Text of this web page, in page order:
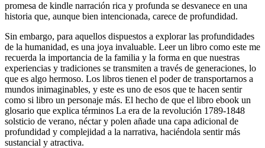
promesa de kindle narración rica y profunda se desvanece en una
historia que, aunque bien intencionada, carece de profundidad.
Sin embargo, para aquellos dispuestos a explorar las profundidades
de la humanidad, es una joya invaluable. Leer un libro como este me
recuerda la importancia de la familia y la forma en que nuestras
experiencias y tradiciones se transmiten a través de generaciones, lo
que es algo hermoso. Los libros tienen el poder de transportarnos a
mundos inimaginables, y este es uno de esos que te hacen sentir
como si libro un personaje más. El hecho de que el libro ebook un
glosario que explica términos La era de la revolución 1789-1848
solsticio de verano, néctar y polen añade una capa adicional de
profundidad y complejidad a la narrativa, haciéndola sentir más
sustancial y atractiva.